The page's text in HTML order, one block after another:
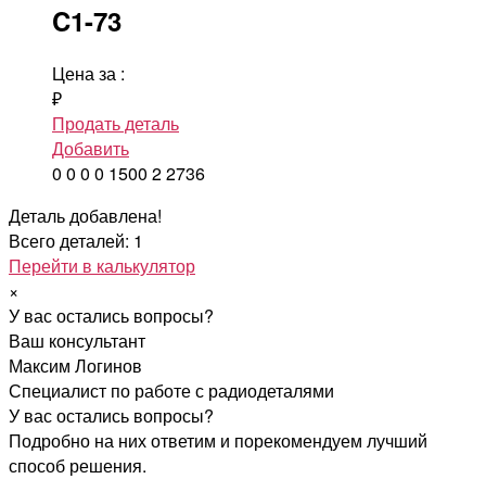
C1-73
Цена за :
₽
Продать деталь
Добавить
0 0 0 0 1500 22736
Деталь добавлена!
Всего деталей: 1
Перейти в калькулятор
×
У вас остались вопросы?
Ваш консультант
Максим Логинов
Специалист по работе с радиодеталями
У вас остались вопросы?
Подробно на них ответим и порекомендуем лучший
способ решения.